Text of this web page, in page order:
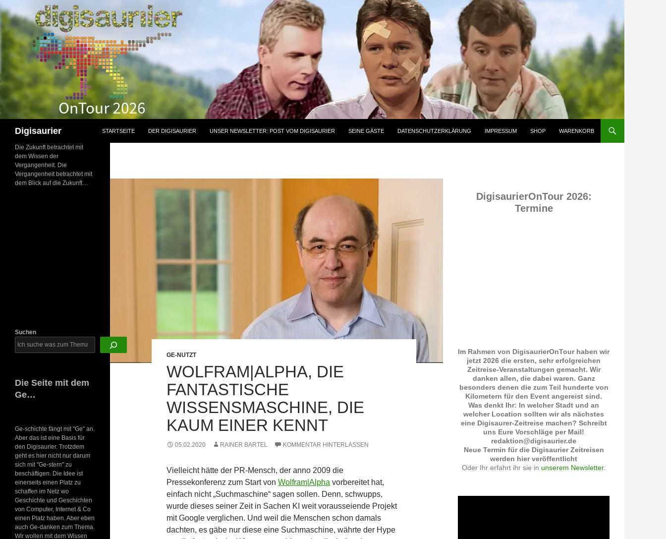
Zum
Inhalt
springen
Digisaurier STARTSEITE DER DIGISAURIER UNSER NEWSLETTER: POST VOM DIGISAURIER SEINE GÄSTE DATENSCHUTZERKLÄRUNG IMPRESSUM SHOP WARENKORB
GE-NUTZT
WOLFRAM|ALPHA, DIE
FANTASTISCHE
WISSENSMASCHINE, DIE
KAUM EINER KENNT
05.02.2020 RAINER BARTEL KOMMENTAR HINTERLASSEN
Vielleicht hätte der PR-Mensch, der anno 2009 die
Pressekonferenz zum Start von Wolfram|Alpha vorbereitet hat,
einfach nicht „Suchmaschine“ sagen sollen. Denn, schwupps,
wurde dieses seiner Zeit in Sachen KI weit vorausseiende Projekt
mit Google verglichen. Und weil die Menschen schon damals
dachten, es gäbe nur diese eine Suchmaschine, währte der Hype
DigisaurierOnTour 2026:
Termine
Im Rahmen von DigisaurierOnTour haben wir
jetzt 2026 die ersten, sehr erfolgreichen
Zeitreise-Veranstaltungen gemacht. Wir
danken allen, die dabei waren. Ganz
besonders denen die zum Teil hunderte von
Kilometern für den Event angereist sind.
Was denkt Ihr: In welcher Stadt und an
welcher Location sollten wir als nächstes
eine Digisaurer-Zeitreise machen? Schreibt
uns Eure Vorschläge per Mail!
redaktion@digisaurier.de
Neue Termin für die Digisaurier Zeitreisen
werden hier veröffentlicht
Oder Ihr erfahrt ihr sie in unserem Newsletter.
Die Zukunft betrachtet mit
dem Wissen der
Vergangenheit. Die
Vergangenheit betrachtet mit
dem Blick auf die Zukunft…
Suchen
Die Seite mit dem
Ge…
Ge-schichte fängt mit "Ge" an.
Aber das ist eine Basis für
den Digisaurier. Trotzdem
geht es hier nicht nur darum
sich mit "Ge-stern" zu
beschäftigen. Die Idee ist
einerseits einen Platz zu
schaffen im Netz wo
Geschichte und Geschichten
von Computer, Internet & Co
einen Platz haben. Aber eben
auch Ge-danken zum Thema.
Wir wollen mit dem Wissen